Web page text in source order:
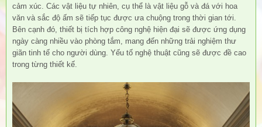
cảm xúc. Các vật liệu tự nhiên, cụ thể là vật liệu gỗ và đá với hoa
văn và sắc độ ấm sẽ tiếp tục được ưa chuộng trong thời gian tới.
Bên cạnh đó, thiết bị tích hợp công nghệ hiện đại sẽ được ứng dụng
ngày càng nhiều vào phòng tắm, mang đến những trải nghiệm thư
giãn tinh tế cho người dùng. Yếu tố nghệ thuật cũng sẽ được đề cao
trong từng thiết kế.